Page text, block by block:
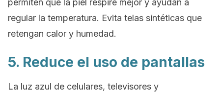
permiten que la piel respire mejor y ayudan a
regular la temperatura. Evita telas sintéticas que
retengan calor y humedad.
5. Reduce el uso de pantallas
La luz azul de celulares, televisores y